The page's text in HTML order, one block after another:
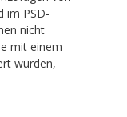
im PSD-
nicht
mit einem
wurden,